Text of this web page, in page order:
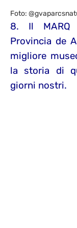
Foto:
8. Il MARQ
Provincia de
migliore
la storia di
giorni nostri.